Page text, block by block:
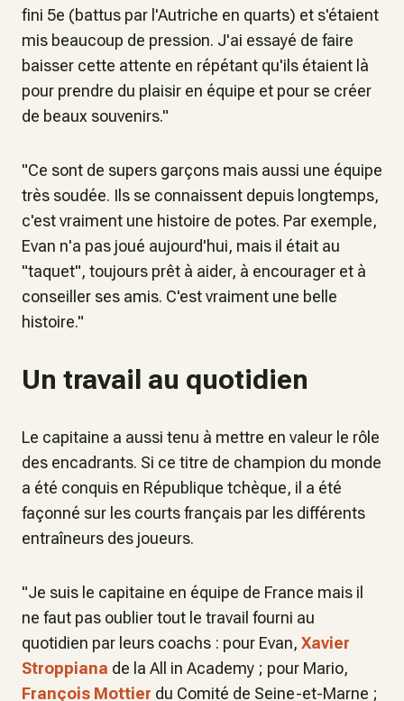
fini 5e (battus par l'Autriche en quarts) et s'étaient
mis beaucoup de pression. J'ai essayé de faire
baisser cette attente en répétant qu'ils étaient là
pour prendre du plaisir en équipe et pour se créer
de beaux souvenirs."
"Ce sont de supers garçons mais aussi une équipe
très soudée. Ils se connaissent depuis longtemps,
c'est vraiment une histoire de potes. Par exemple,
Evan n'a pas joué aujourd'hui, mais il était au
"taquet", toujours prêt à aider, à encourager et à
conseiller ses amis. C'est vraiment une belle
histoire."
Un travail au quotidien
Le capitaine a aussi tenu à mettre en valeur le rôle
des encadrants. Si ce titre de champion du monde
a été conquis en République tchèque, il a été
façonné sur les courts français par les différents
entraîneurs des joueurs.
"Je suis le capitaine en équipe de France mais il
ne faut pas oublier tout le travail fourni au
quotidien par leurs coachs : pour Evan, Xavier
Stroppiana de la All in Academy ; pour Mario,
François Mottier du Comité de Seine-et-Marne ;